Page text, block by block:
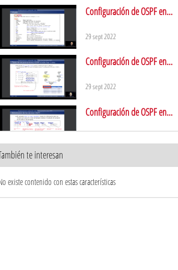
Configuración de OSPF en
29 sept 2022
Configuración de OSPF en
29 sept 2022
Configuración de OSPF en
Quagga: Bases de datos de LSAs
29 sept 2022
te interesan
existe contenido con estas características